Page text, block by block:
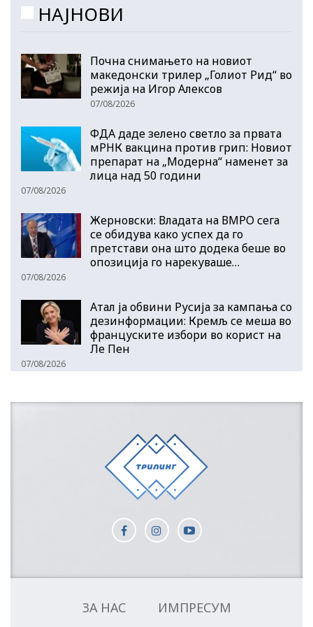
НАЈНОВИ
Почна снимањето на новиот
македонски трилер „Голиот Рид“ во
режија на Игор Алексов
07/08/2026
ФДА даде зелено светло за првата
мРНК вакцина против грип: Новиот
препарат на „Модерна“ наменет за
лица над 50 години
07/08/2026
Жерновски: Владата на ВМРО сега
се обидува како успех да го
претстави она што додека беше во
опозиција го нарекуваше…
07/08/2026
Атал ја обвини Русија за кампања со
дезинформации: Кремљ се меша во
француските избори во корист на
Ле Пен
07/08/2026
ЗА НАС
ИМПРЕСУМ